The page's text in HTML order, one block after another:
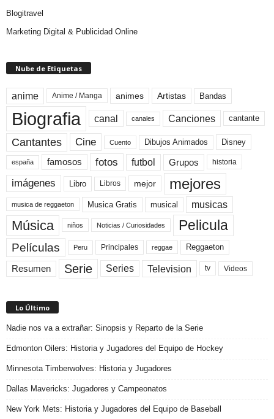
Blogitravel
Marketing Digital & Publicidad Online
Nube de Etiquetas
anime Anime / Manga animes Artistas Bandas
Biografia canal canales Canciones cantante
Cantantes Cine Cuento Dibujos Animados Disney
españa famosos fotos futbol Grupos historia
imágenes Libro Libros mejor mejores
musica de reggaeton Musica Gratis musical musicas
Música niños Noticias / Curiosidades Pelicula
Películas Peru Principales reggae Reggaeton
Resumen Serie Series Television tv Videos
Lo Último
Nadie nos va a extrañar: Sinopsis y Reparto de la Serie
Edmonton Oilers: Historia y Jugadores del Equipo de Hockey
Minnesota Timberwolves: Historia y Jugadores
Dallas Mavericks: Jugadores y Campeonatos
New York Mets: Historia y Jugadores del Equipo de Baseball